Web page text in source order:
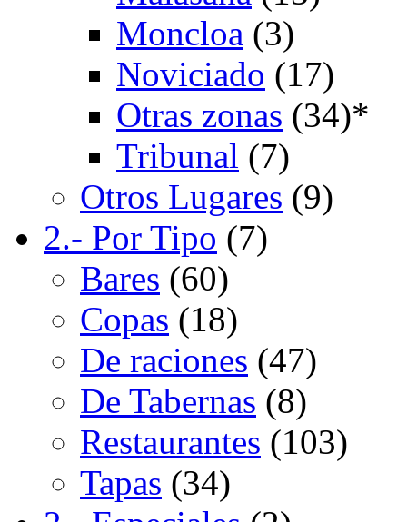
Moncloa (3)
Noviciado (17)
Otras zonas (34)*
Tribunal (7)
Otros Lugares (9)
2.- Por Tipo (7)
Bares (60)
Copas (18)
De raciones (47)
De Tabernas (8)
Restaurantes (103)
Tapas (34)